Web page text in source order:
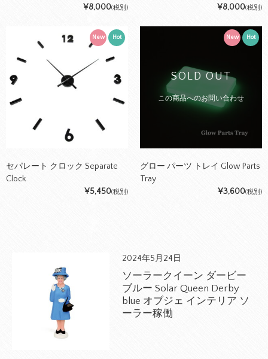
¥8,000(税別)
¥8,000(税別)
New Hot
セパレート クロック Separate
Clock
¥5,450(税別)
SOLD OUT
この商品へのお問い合わせ
New Hot
グロー パーツ トレイ Glow Parts
Tray
¥3,600(税別)
2024年5月24日
ソーラークイーン ダービー
ブルー Solar Queen Derby
blue オブジェ インテリア ソ
ーラー稼働